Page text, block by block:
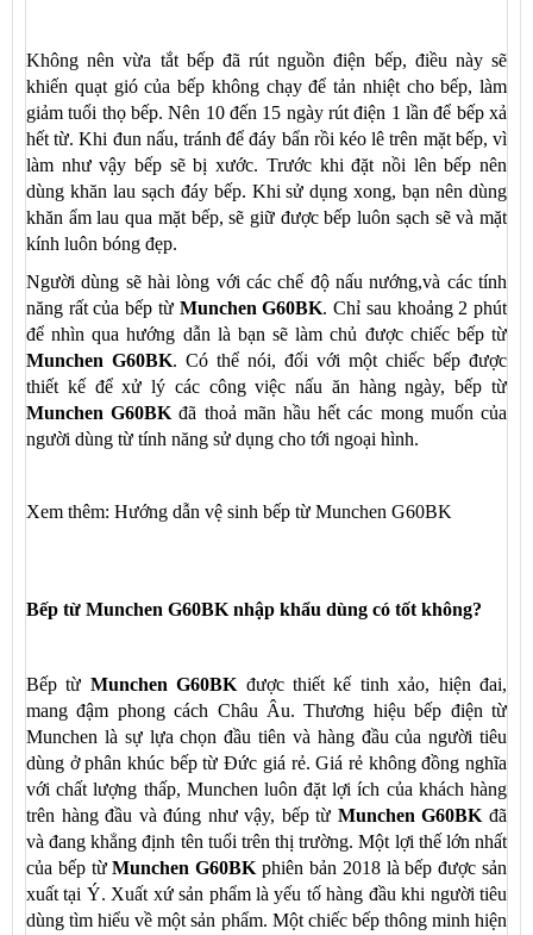
Không nên vừa tắt bếp đã rút nguồn điện bếp, điều này sẽ
khiến quạt gió của bếp không chạy để tản nhiệt cho bếp, làm
giảm tuổi thọ bếp. Nên 10 đến 15 ngày rút điện 1 lần để bếp xả
hết từ. Khi đun nấu, tránh để đáy bẩn rồi kéo lê trên mặt bếp, vì
làm như vậy bếp sẽ bị xước. Trước khi đặt nồi lên bếp nên
dùng khăn lau sạch đáy bếp. Khi sử dụng xong, bạn nên dùng
khăn ẩm lau qua mặt bếp, sẽ giữ được bếp luôn sạch sẽ và mặt
kính luôn bóng đẹp.
Người dùng sẽ hài lòng với các chế độ nấu nướng,và các tính
năng rất của bếp từ Munchen G60BK. Chỉ sau khoảng 2 phút
để nhìn qua hướng dẫn là bạn sẽ làm chủ được chiếc bếp từ
Munchen G60BK. Có thể nói, đối với một chiếc bếp được
thiết kế để xử lý các công việc nấu ăn hàng ngày, bếp từ
Munchen G60BKđã thoả mãn hầu hết các mong muốn của
người dùng từ tính năng sử dụng cho tới ngoại hình.
Xem thêm: Hướng dẫn vệ sinh bếp từ Munchen G60BK
Bếp từ Munchen G60BK nhập khẩu dùng có tốt không?
Bếp từ Munchen G60BKđược thiết kế tinh xảo, hiện đai,
mang đậm phong cách Châu Âu. Thương hiệu bếp điện từ
Munchen là sự lựa chọn đầu tiên và hàng đầu của người tiêu
dùng ở phân khúc bếp từ Đức giá rẻ. Giá rẻ không đồng nghĩa
với chất lượng thấp, Munchen luôn đặt lợi ích của khách hàng
trên hàng đầu và đúng như vậy, bếp từ Munchen G60BKđã
và đang khẳng định tên tuổi trên thị trường. Một lợi thế lớn nhất
của bếp từMunchen G60BKphiên bản 2018 là bếp được sản
xuất tại Ý. Xuất xứ sản phẩm là yếu tố hàng đầu khi người tiêu
dùng tìm hiểu về một sản phẩm. Một chiếc bếp thông minh hiện